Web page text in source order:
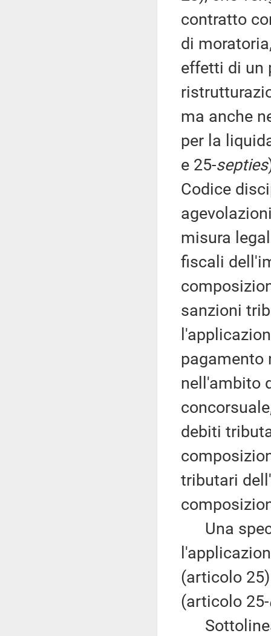
contratto
di
effetti di un
ma anche
per la
e 25-septies
Codice
misura
fiscali
sanzioni
pagamento
nell'ambito
debiti
tributari
Una
(articolo
(articolo 25-